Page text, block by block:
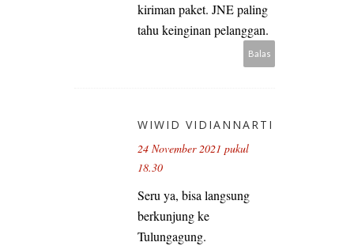
kiriman paket. JNE paling
tahu keinginan pelanggan.
Balas
WIWID VIDIANNARTI
24 November 2021 pukul
18.30
Seru ya, bisa langsung
berkunjung ke
Tulungagung.